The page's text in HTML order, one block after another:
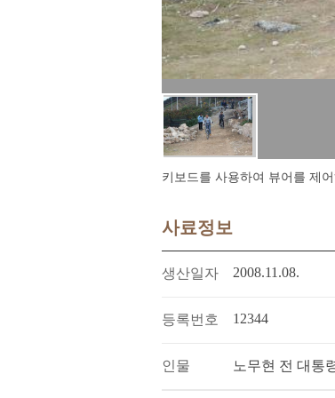
키보드를 사용하여 뷰어를 제
사료정보
생산일자 2008.11.08.
등록번호 12344
인물 노무현 전 대통